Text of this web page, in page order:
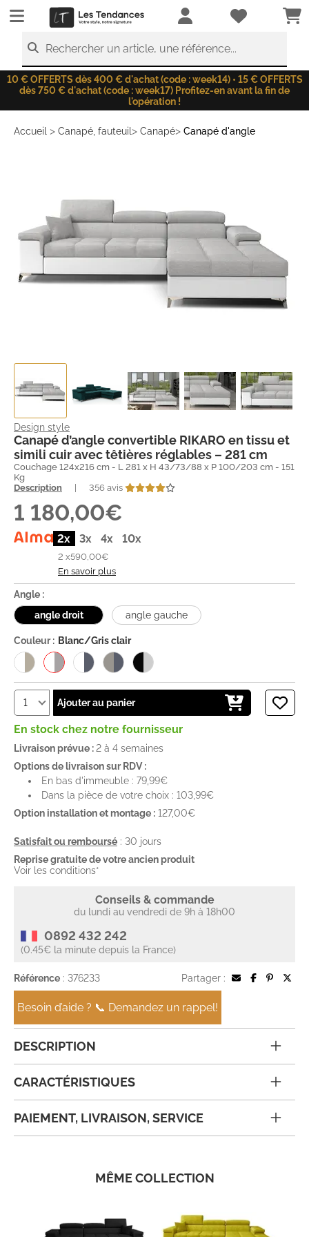
LesTendances.fr
Rechercher un article, une référence...
10 € OFFERTS dès 400 € d'achat (code : week14) • 15 € OFFERTS
dès 750 € d'achat (code : week17) Profitez-en avant la fin de
l'opération !
Accueil > Canapé, fauteuil > Canapé> Canapé d'angle
Design style
Canapé d’angle convertible RIKARO en tissu et
simili cuir avec têtières réglables – 281 cm
Couchage 124x216 cm - L 281 x H 43/73/88 x P 100/203 cm - 151
Kg
Description
356 avis
1 180,00€
2x 3x 4x 10x
2 x590,00€
En savoir plus
Angle :
angle droit
angle gauche
Couleur : Blanc/Gris clair
Ajouter au panier
En stock chez notre fournisseur
Livraison prévue :2 à 4 semaines
Options de livraison sur RDV :
En bas d'immeuble : 79,99€
Dans la pièce de votre choix : 103,99€
Option installation et montage : 127,00€
Satisfait ou remboursé : 30 jours
Reprise gratuite de votre ancien produit
Voir les conditions*
Conseils & commande
du lundi au vendredi de 9h à 18h00
0892 432 242
(0.45€ la minute depuis la France)
Référence : 376233 Partager :
Besoin d’aide ? 📞 Demandez un rappel!
DESCRIPTION
CARACTÉRISTIQUES
PAIEMENT, LIVRAISON, SERVICE
MÊME COLLECTION